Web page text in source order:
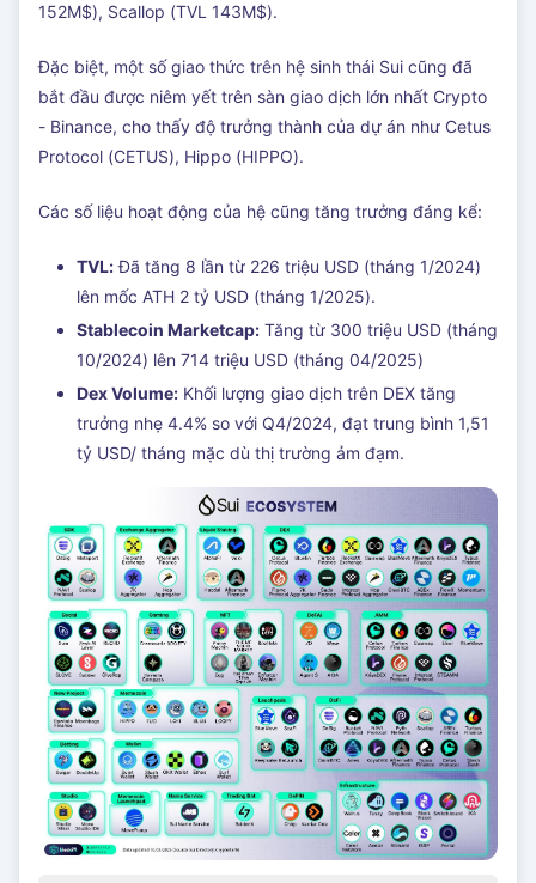
152M$), Scallop (TVL 143M$).
Đặc biệt, một số giao thức trên hệ sinh thái Sui cũng đã
bắt đầu được niêm yết trên sàn giao dịch lớn nhất Crypto
- Binance, cho thấy độ trưởng thành của dự án như Cetus
Protocol (CETUS), Hippo (HIPPO).
Các số liệu hoạt động của hệ cũng tăng trưởng đáng kể:
TVL:Đã tăng 8 lần từ 226 triệu USD (tháng 1/2024)
lên mốc ATH 2 tỷ USD (tháng 1/2025).
Stablecoin Marketcap: Tăng từ 300 triệu USD (tháng
10/2024) lên 714 triệu USD (tháng 04/2025)
Dex Volume: Khối lượng giao dịch trên DEX tăng
trưởng nhẹ 4.4% so với Q4/2024, đạt trung bình 1,51
tỷ USD/ tháng mặc dù thị trường ảm đạm.